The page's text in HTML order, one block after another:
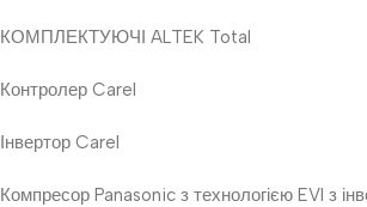
КОМПЛЕКТУЮЧІ ALTEK Total
Контролер Carel
Інвертор Carel
Компресор Panasonic з технологією EVI з